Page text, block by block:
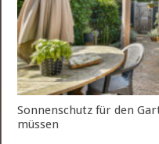
Sonnenschutz für den
müssen